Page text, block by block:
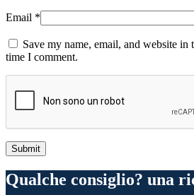
Email *
Save my name, email, and website
time I comment.
Qualche consiglio? una